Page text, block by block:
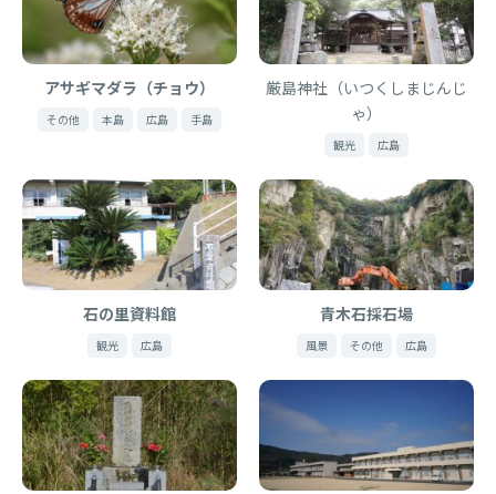
アサギマダラ（チョウ）
その他 本島 広島 手島
厳島神社（いつくしまじんじ
ゃ）
観光 広島
石の里資料館
観光 広島
青木石採石場
風景 その他 広島